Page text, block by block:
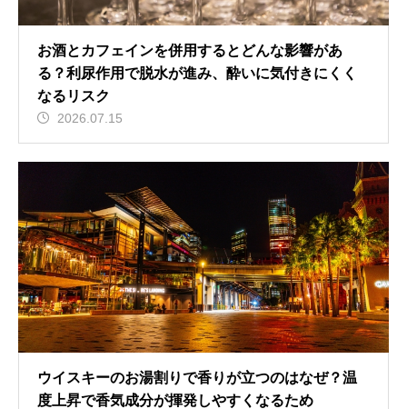
お酒とカフェインを併用するとどんな影響があ
る？利尿作用で脱水が進み、酔いに気付きにくく
なるリスク
2026.07.15
ウイスキーのお湯割りで香りが立つのはなぜ？温
度上昇で香気成分が揮発しやすくなるため